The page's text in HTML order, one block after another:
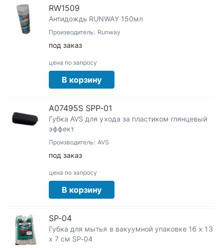
RW1509
Антидождь RUNWAY 150мл
Производитель: Runway
под заказ
цена по запросу
В корзину
A07495S SPP-01
Губка AVS для ухода за пластиком глянцевый
эффект
Производитель: AVS
под заказ
цена по запросу
В корзину
SP-04
Губка для мытья в вакуумной упаковке 16 х 13
х 7 см SP-04